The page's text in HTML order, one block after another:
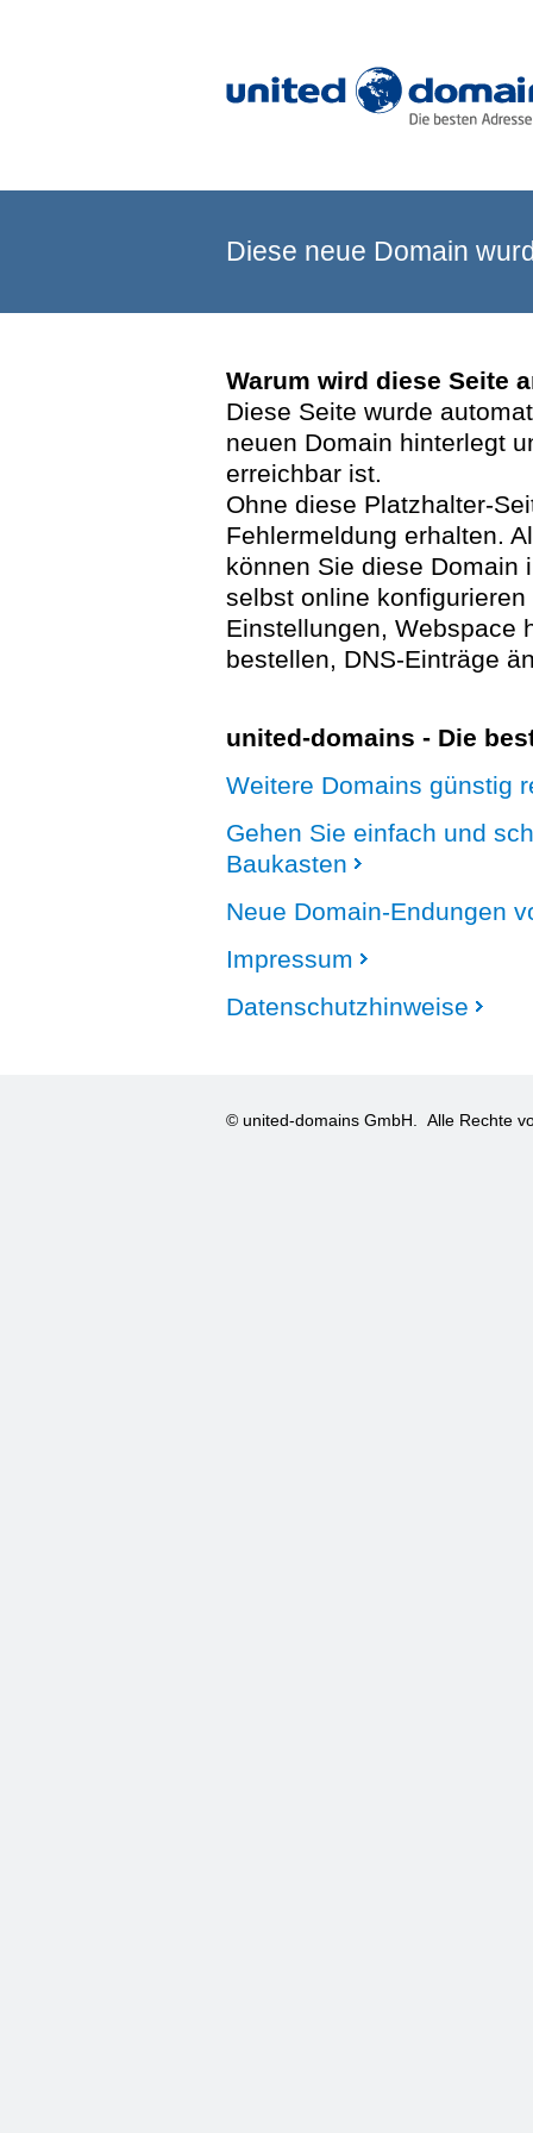
Diese neue Domain
Warum wird diese Seite
Diese Seite wurde
neuen Domain hinterlegt
erreichbar ist.
Ohne diese Platzhalter-
Fehlermeldung erhalten.
können Sie diese Domain
selbst online
Einstellungen, Webspace
bestellen, DNS-Einträge
united-domains - Die
Weitere Domains günstig
Gehen Sie einfach und
Baukasten
Neue Domain-Endungen
Impressum
Datenschutzhinweise
© united-domains GmbH. Alle Rechte